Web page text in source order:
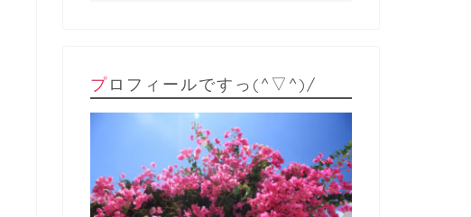
プロフィールですっ(^▽^)/